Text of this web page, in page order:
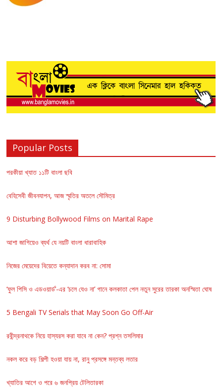
Popular Posts
পরকীয়া খ্যাত ১১টি বাংলা ছবি
বেহিসেবী জীবনযাপন, আজ স্মৃতির অতলে সৌমিত্র
9 Disturbing Bollywood Films on Marital Rape
আশা জাগিয়েও ব্যর্থ যে নয়টি বাংলা ধারাবাহিক
নিজের মেয়েদের বিয়েতে কন্যাদান করব না: সোমা
‘ফুল পিসি ও এডওয়ার্ড’-এর ‘চলে যেও না’ গানে কলকাতা পেল নতুন সুরের তারকা অনস্মিতা ঘোষ
5 Bengali TV Serials that May Soon Go Off-Air
রবীন্দ্রনাথকে নিয়ে হাস্যরস করা যাবে না কেন? প্রশ্ন তসলিমার
নকল করে বড় শিল্পী হওয়া যায় না, রানু প্রসঙ্গে মন্তব্য লতার
খ্যাতির আগে ও পরে ৬ জনপ্রিয় টেলিতারকা